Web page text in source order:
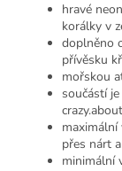
hravé
korálky v
doplněno
přívěsku
mořskou
součástí
přes nárt
minimální